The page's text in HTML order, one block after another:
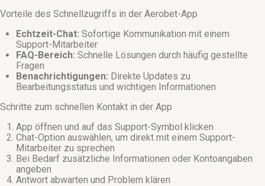
Vorteile des Schnellzugriffs in der Aerobet-App
Echtzeit-Chat: Sofortige Kommunikation mit einem
Support-Mitarbeiter
FAQ-Bereich: Schnelle Lösungen durch häufig gestellte
Fragen
Benachrichtigungen: Direkte Updates zu
Bearbeitungsstatus und wichtigen Informationen
Schritte zum schnellen Kontakt in der App
App öffnen und auf das Support-Symbol klicken
Chat-Option auswählen, um direkt mit einem Support-
Mitarbeiter zu sprechen
Bei Bedarf zusätzliche Informationen oder Kontoangaben
angeben
Antwort abwarten und Problem klären